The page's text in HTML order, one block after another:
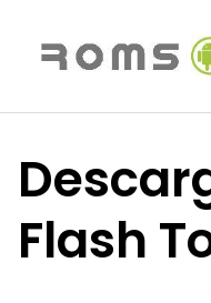
contenido
Flash